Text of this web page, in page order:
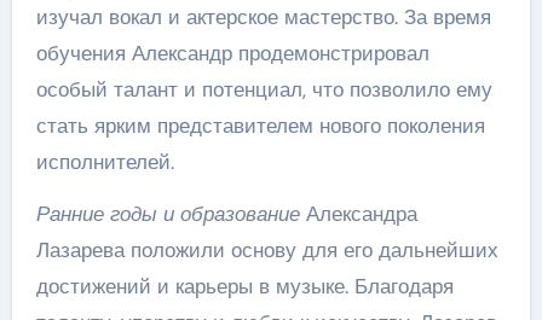
изучал вокал и актерское мастерство. За время
обучения Александр продемонстрировал
особый талант и потенциал, что позволило ему
стать ярким представителем нового поколения
исполнителей.
Ранние годы и образованиеАлександра
Лазарева положили основу для его дальнейших
достижений и карьеры в музыке. Благодаря